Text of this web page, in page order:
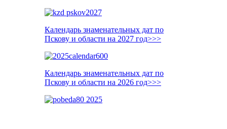
Календарь знаменательных дат по
Пскову и области на 2027 год>>>
Календарь знаменательных дат по
Пскову и области на 2026 год>>>